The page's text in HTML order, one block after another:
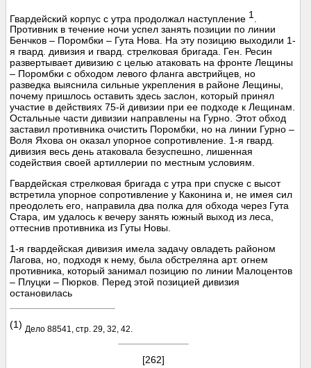
Гвардейский корпус с утра продолжал наступление 1
Противник в течение ночи успел занять позиции по линии
Бенчков – Поромбки – Гута Нова. На эту позицию выходили 1-
я гвард. дивизия и гвард. стрелковая бригада. Ген. Ресин
развертывает дивизию с целью атаковать на фронте Лещины
– Поромбки с обходом левого фланга австрийцев, но
разведка выяснила сильные укрепления в районе Лещины,
почему пришлось оставить здесь заслон, который принял
участие в действиях 75-й дивизии при ее подходе к Лещинам.
Остальные части дивизии направлены на Гурно. Этот обход
заставил противника очистить Поромбки, но на линии Гурно –
Воля Яхова он оказал упорное сопротивление. 1-я гвард.
дивизия весь день атаковала безуспешно, лишенная
содействия своей артиллерии по местным условиям.
Гвардейская стрелковая бригада с утра при спуске с высот
встретила упорное сопротивление у Каконина и, не имея сил
преодолеть его, направила два полка для обхода через Гута
Стара, им удалось к вечеру занять южный выход из леса,
оттеснив противника из Гуты Новы.
1-я гвардейская дивизия имела задачу овладеть районом
Лагова, но, подходя к нему, была обстреляна арт. огнем
противника, который занимал позицию по линии Малоцентов
– Плуцки – Пюрков. Перед этой позицией дивизия
остановилась
(1) Дело 88541, стр. 29, 32, 42.
[262]